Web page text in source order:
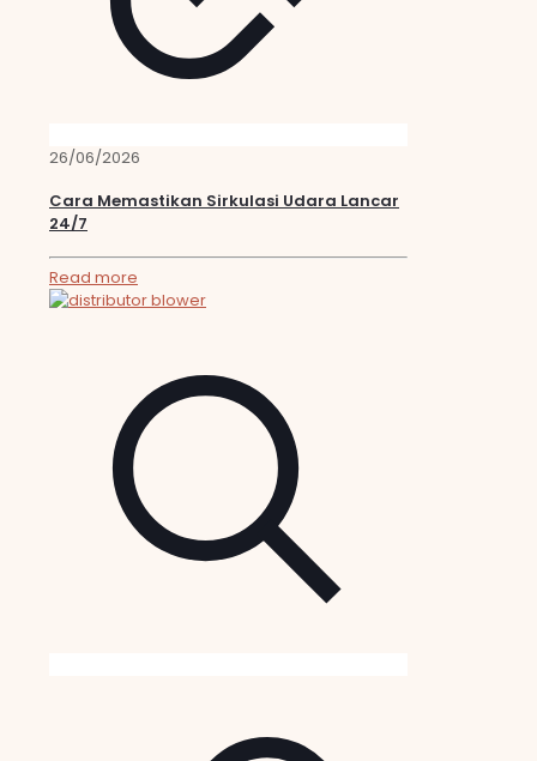
26/06/2026
Cara Memastikan Sirkulasi Udara Lancar
24/7
Read more